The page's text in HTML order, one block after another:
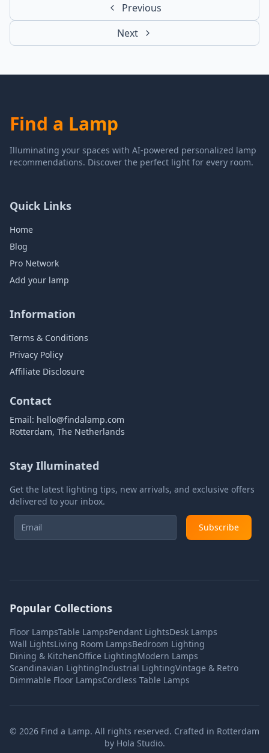
Previous
Next
Find a Lamp
Illuminating your spaces with AI-powered personalized lamp
recommendations. Discover the perfect light for every room.
Quick Links
Home
Blog
Pro Network
Add your lamp
Information
Terms & Conditions
Privacy Policy
Affiliate Disclosure
Contact
Email: hello@findalamp.com
Rotterdam, The Netherlands
Stay Illuminated
Get the latest lighting tips, new arrivals, and exclusive offers
delivered to your inbox.
Subscribe
Popular Collections
Floor LampsTable LampsPendant LightsDesk Lamps
Wall LightsLiving Room LampsBedroom Lighting
Dining & KitchenOffice LightingModern Lamps
Scandinavian LightingIndustrial LightingVintage & Retro
Dimmable Floor LampsCordless Table Lamps
© 2026 Find a Lamp. All rights reserved. Crafted in Rotterdam
by Hola Studio.